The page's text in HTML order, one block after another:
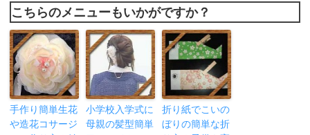
こちらのメニューもいかがですか？
手作り簡単生花
や造花コサージ
小学校入学式に
母親の髪型簡単
折り紙でこいの
ぼりの簡単な折